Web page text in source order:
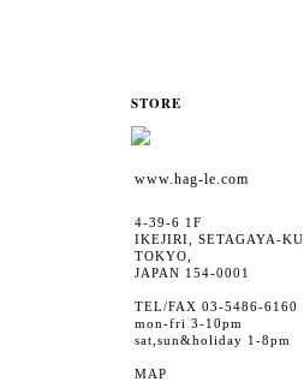
STORE
www.hag-le.com
4-39-6 1F
IKEJIRI, SETAGAYA-KU,
TOKYO,
JAPAN 154-0001
TEL/FAX 03-5486-6160
mon-fri 3-10pm
sat,sun&holiday 1-8pm
MAP